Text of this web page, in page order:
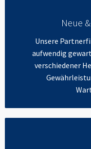
Neue
Unsere
aufwendig
verschiedener